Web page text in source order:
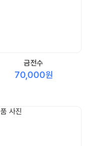
금전수
70,000원